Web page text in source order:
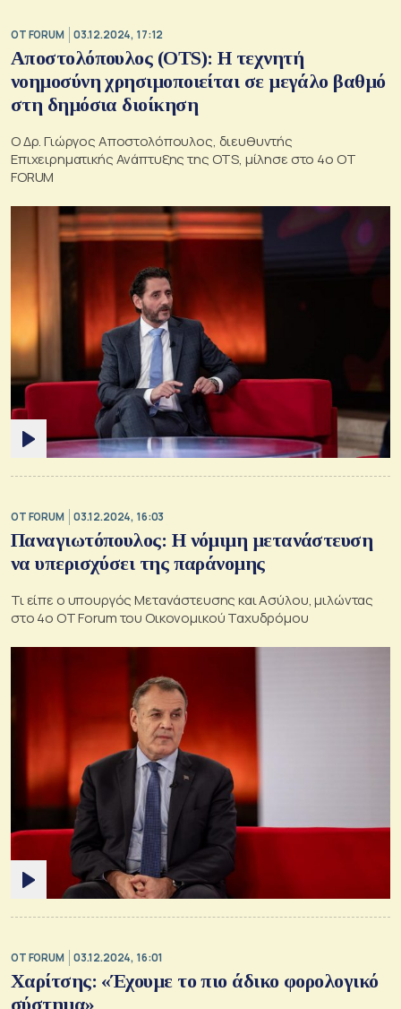
OT FORUM 03.12.2024, 17:12
Αποστολόπουλος (OTS): Η τεχνητή
νοημοσύνη χρησιμοποιείται σε μεγάλο βαθμό
στη δημόσια διοίκηση
Ο Δρ. Γιώργος Αποστολόπουλος, διευθυντής
Επιχειρηματικής Ανάπτυξης της OTS, μίλησε στο 4ο ΟΤ
FORUM
OT FORUM 03.12.2024, 16:03
Παναγιωτόπουλος: Η νόμιμη μετανάστευση
να υπερισχύσει της παράνομης
Τι είπε ο υπουργός Μετανάστευσης και Ασύλου, μιλώντας
στο 4ο ΟΤ Forum του Οικονομικού Ταχυδρόμου
OT FORUM 03.12.2024, 16:01
Χαρίτσης: «Έχουμε το πιο άδικο φορολογικό
σύστημα»